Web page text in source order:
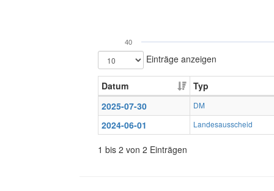
40
Einträge anzeigen
Datum
Typ
2025-07-30
DM
2024-06-01 Landesausscheid
1 bis 2 von 2 Einträgen